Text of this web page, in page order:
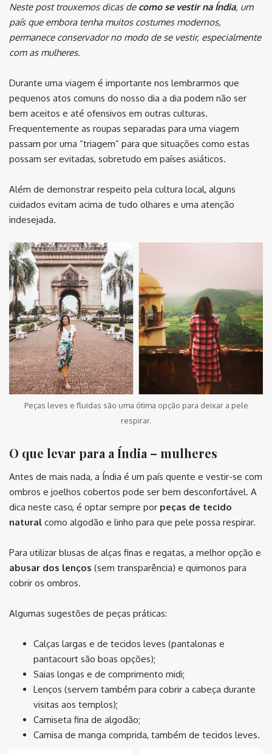
Neste post trouxemos dicas de como se vestir na Índia, um
país que embora tenha muitos costumes modernos,
permanece conservador no modo de se vestir, especialmente
com as mulheres.
Durante uma viagem é importante nos lembrarmos que
pequenos atos comuns do nosso dia a dia podem não ser
bem aceitos e até ofensivos em outras culturas.
Frequentemente as roupas separadas para uma viagem
passam por uma “triagem” para que situações como estas
possam ser evitadas, sobretudo em países asiáticos.
Além de demonstrar respeito pela cultura local, alguns
cuidados evitam acima de tudo olhares e uma atenção
indesejada.
Peças leves e fluidas são uma ótima opção para deixar a pele
respirar.
O que levar para a Índia – mulheres
Antes de mais nada, a Índia é um país quente e vestir-se com
ombros e joelhos cobertos pode ser bem desconfortável. A
dica neste caso, é optar sempre por peças de tecido
natural como algodão e linho para que pele possa respirar.
Para utilizar blusas de alças finas e regatas, a melhor opção e
abusar dos lenços (sem transparência) e quimonos para
cobrir os ombros.
Algumas sugestões de peças práticas:
Calças largas e de tecidos leves (pantalonas e
pantacourt são boas opções);
Saias longas e de comprimento midi;
Lenços (servem também para cobrir a cabeça durante
visitas aos templos);
Camiseta fina de algodão;
Camisa de manga comprida, também de tecidos leves.